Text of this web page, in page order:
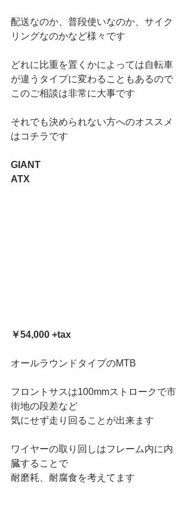
配送なのか、普段使いなのか、サイク
リングなのかなど様々です
どれに比重を置くかによっては自転車
が違うタイプに変わることもあるので
このご相談は非常に大事です
それでも決められない方へのオススメ
はコチラです
GIANT
ATX
￥54,000 +tax
オールラウンドタイプのMTB
フロントサスは100mmストロークで市
街地の段差など
気にせず走り回ることが出来ます
ワイヤーの取り回しはフレーム内に内
臓することで
耐磨耗、耐腐食を考えてます